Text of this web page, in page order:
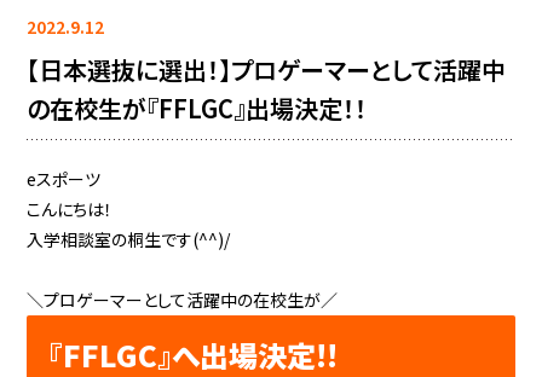
2022.9.12
【日本選抜に選出！】プロゲーマーとして活躍中
の在校生が『FFLGC』出場決定！！
eスポーツ
こんにちは！
入学相談室の桐生です(^^)/
＼プロゲーマーとして活躍中の在校生が／
『FFLGC』へ出場決定!!